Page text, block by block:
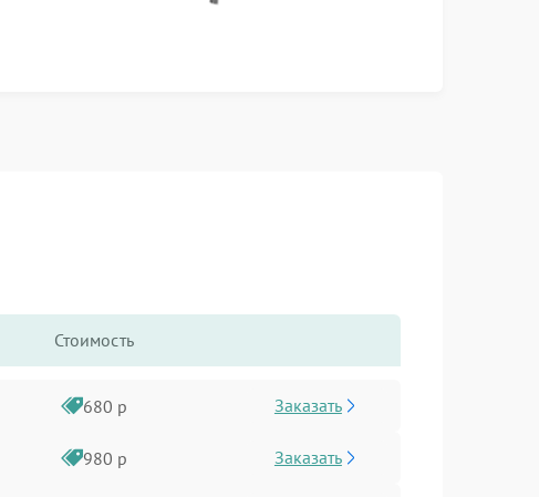
Стоимость
680 р Заказать
980 р Заказать